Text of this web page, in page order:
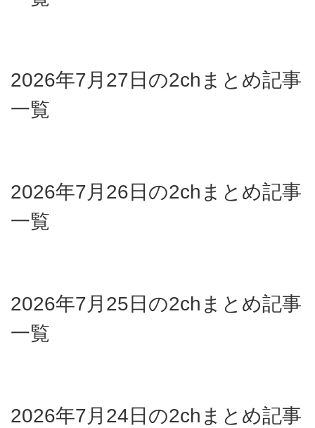
2026年7月27日の2chまとめ記事
一覧
2026年7月26日の2chまとめ記事
一覧
2026年7月25日の2chまとめ記事
一覧
2026年7月24日の2chまとめ記事